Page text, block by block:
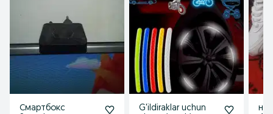
Смартбокс
G'ildiraklar uchun
нике